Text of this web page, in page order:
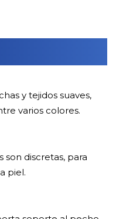
y tejidos suaves,
varios colores.
son discretas, para
piel.